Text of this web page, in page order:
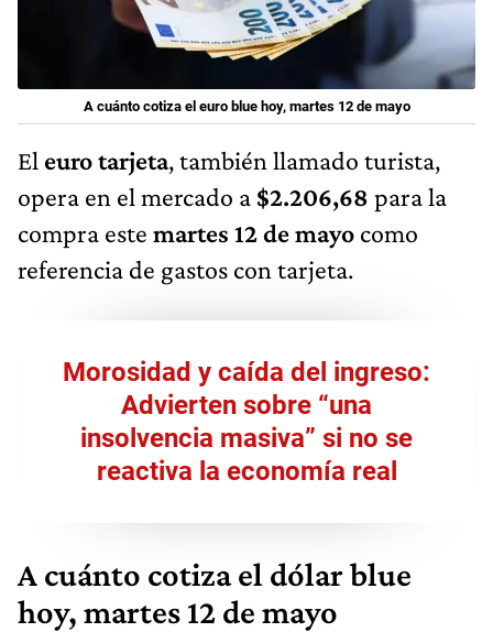
A cuánto cotiza el euro blue hoy, martes 12 de mayo
El euro tarjeta, también llamado turista,
opera en el mercado a $2.206,68 para la
compra este martes 12 de mayo como
referencia de gastos con tarjeta.
Morosidad y caída del ingreso:
Advierten sobre “una
insolvencia masiva” si no se
reactiva la economía real
A cuánto cotiza el dólar blue
hoy, martes 12 de mayo